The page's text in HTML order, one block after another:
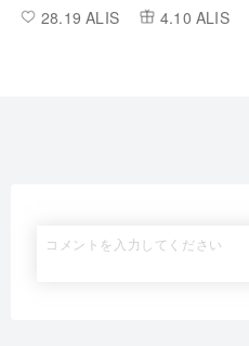
28.19 ALIS 4.10 ALIS